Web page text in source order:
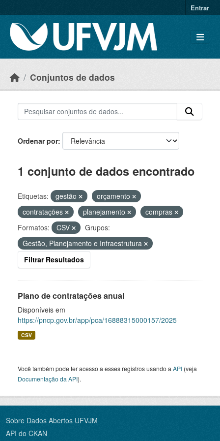
Entrar
Conjuntos de dados
Ordenar por
1 conjunto de dados encontrado
Etiquetas: gestão
orçamento
contratações
planejamento
compras
Formatos:
CSV
Grupos:
Gestão, Planejamento e Infraestrutura
Filtrar Resultados
Plano de contratações anual
Disponíveis em
https://pncp.gov.br/app/pca/16888315000157/2025
CSV
Você também pode ter acesso a esses registros usando a API (veja
Documentação da API).
Sobre Dados Abertos UFVJM
API do CKAN